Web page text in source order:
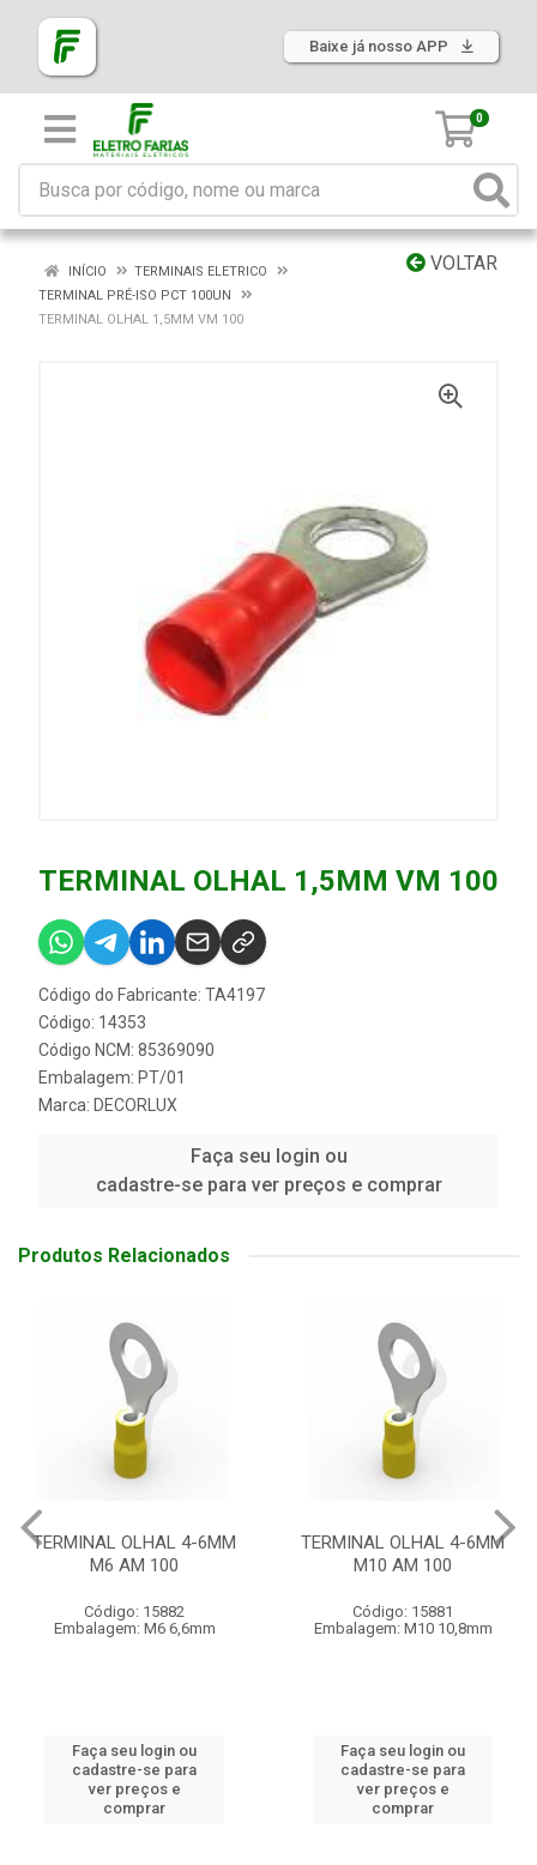
Baixe já nosso APP
0
VOLTAR
INÍCIO
TERMINAIS ELETRICO
TERMINAL PRÉ-ISO PCT 100UN
TERMINAL OLHAL 1,5MM VM 100
TERMINAL OLHAL 1,5MM VM 100
Código do Fabricante: TA4197
Código: 14353
Código NCM: 85369090
Embalagem: PT/01
Marca: DECORLUX
Faça seu login ou
cadastre-se para ver preços e comprar
Produtos Relacionados
TERMINAL OLHAL 4-6MM
M6 AM 100
Código: 15882
Embalagem: M6 6,6mm
Faça seu login ou
cadastre-se para
ver preços e
comprar
TERMINAL OLHAL 4-6MM
M10 AM 100
Código: 15881
Embalagem: M10 10,8mm
Faça seu login ou
cadastre-se para
ver preços e
comprar